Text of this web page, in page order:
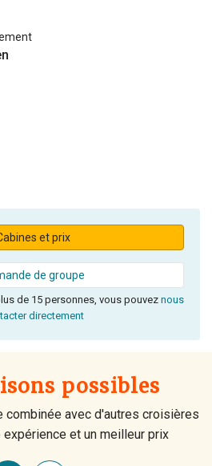
et prix
de groupe
de 15 personnes, vous pouvez nous
directement
possibles
combinée avec d'autres croisières
et un meilleur prix